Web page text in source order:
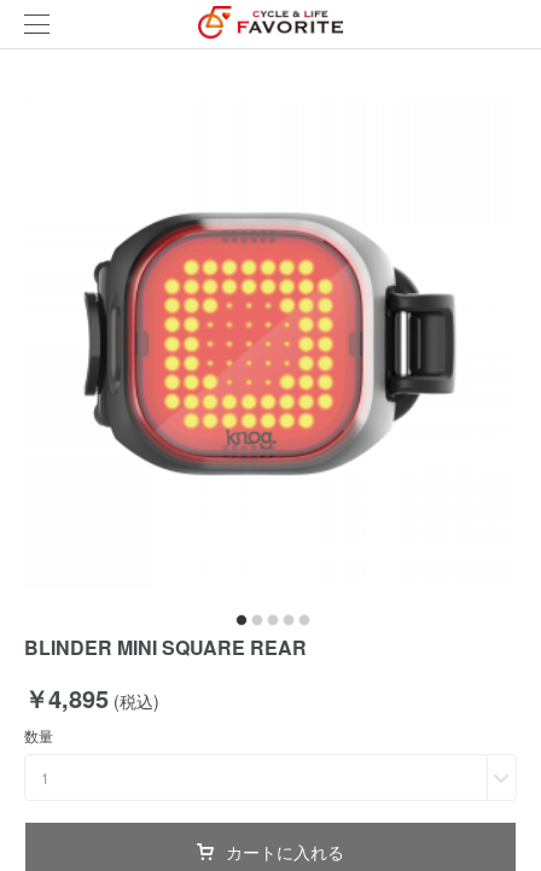
BLINDER MINI SQUARE REAR
￥4,895 (税込)
数量
1
カートに入れる